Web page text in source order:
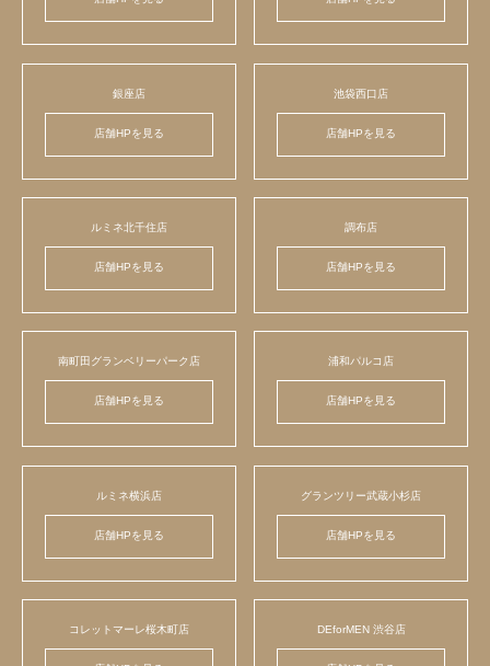
銀座店
店舗HPを見る
池袋西口店
店舗HPを見る
ルミネ北千住店
店舗HPを見る
調布店
店舗HPを見る
南町田グランベリーパーク店
店舗HPを見る
浦和パルコ店
店舗HPを見る
ルミネ横浜店
店舗HPを見る
グランツリー武蔵小杉店
店舗HPを見る
コレットマーレ桜木町店 DEforMEN 渋谷店